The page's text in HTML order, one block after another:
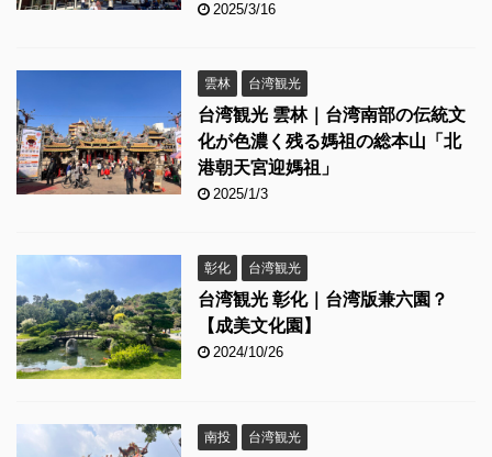
2025/3/16
雲林 台湾観光
台湾観光 雲林｜台湾南部の伝統文
化が色濃く残る媽祖の総本山「北
港朝天宮迎媽祖」
2025/1/3
彰化 台湾観光
台湾観光 彰化｜台湾版兼六園？
【成美文化園】
2024/10/26
南投 台湾観光